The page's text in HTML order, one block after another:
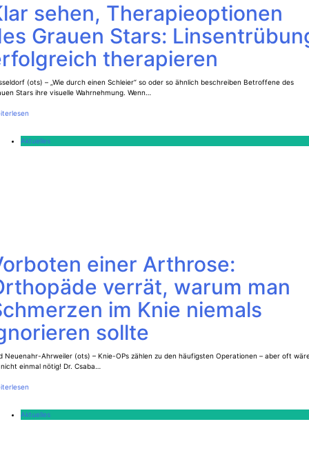
sehen, Therapieoptionen
Grauen Stars:
therapieren
(ots) – „Wie durch einen Schleier“ so oder so ähnlich beschreiben Betroffene des
Stars ihre visuelle Wahrnehmung. Wenn…
Aktuelles
einer Arthrose:
verrät, warum man
im Knie niemals
sollte
Neuenahr-Ahrweiler (ots) – Knie-OPs zählen zu den häufigsten Operationen – aber oft
einmal nötig! Dr. Csaba…
Aktuelles